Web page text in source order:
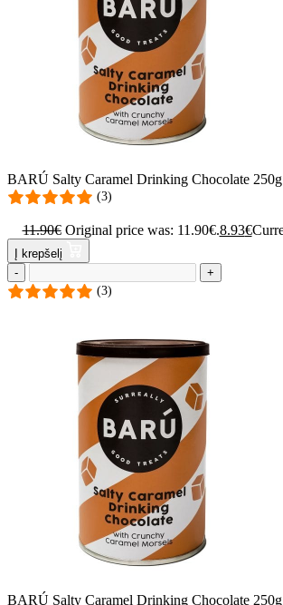
BARÚ Salty Caramel Drinking Chocolate 250g
(3)
11.90€ Original price was: 11.90€.8.93€
Į krepšelį
-
+
(3)
BARÚ Salty Caramel Drinking Chocolate 250g